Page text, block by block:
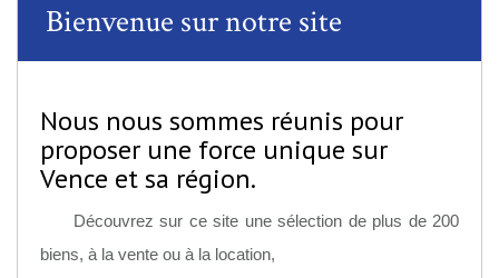
Bienvenue sur notre site
Nous nous sommes réunis pour
proposer une force unique sur
Vence et sa région.
Découvrez sur ce site une sélection de plus de 200
biens, à la vente ou à la location,